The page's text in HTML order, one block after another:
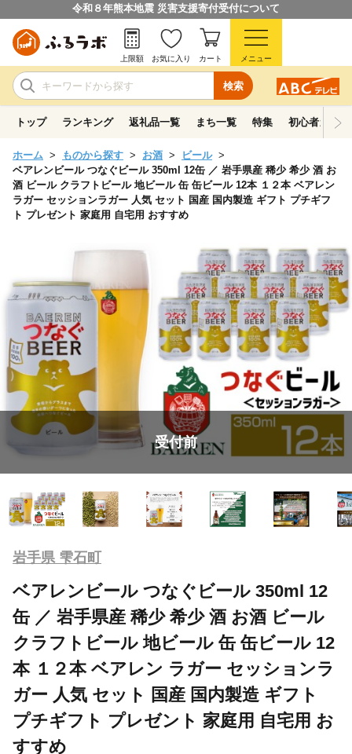
令和８年熊本地震 災害支援寄付受付について
検索
上限額 お気に入り カート メニュー
トップ ランキング 返礼品一覧 まち一覧 特集 初心者ガイド
ホーム ものから探す お酒
ビール
ベアレンビール つなぐビール 350ml 12缶 ／ 岩手県産 稀少 希少 酒 お
酒 ビール クラフトビール 地ビール 缶 缶ビール 12本 １２本 ベアレン
ラガー セッションラガー 人気 セット 国産 国内製造 ギフト プチギフ
ト プレゼント 家庭用 自宅用 おすすめ
受付前
岩手県 雫石町
ベアレンビール つなぐビール 350ml 12
缶 ／ 岩手県産 稀少 希少 酒 お酒 ビール
クラフトビール 地ビール 缶 缶ビール 12
本 １２本 ベアレン ラガー セッションラ
ガー 人気 セット 国産 国内製造 ギフト
プチギフト プレゼント 家庭用 自宅用 お
すすめ